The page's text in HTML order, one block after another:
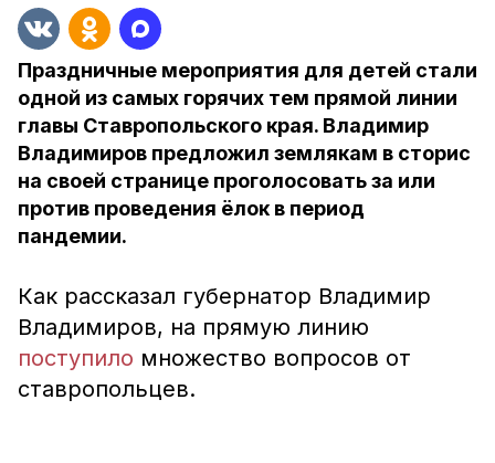
Праздничные мероприятия для детей стали
одной из самых горячих тем прямой линии
главы Ставропольского края. Владимир
Владимиров предложил землякам в сторис
на своей странице проголосовать за или
против проведения ёлок в период
пандемии.
Как рассказал губернатор Владимир
Владимиров, на прямую линию
поступило множество вопросов от
ставропольцев.